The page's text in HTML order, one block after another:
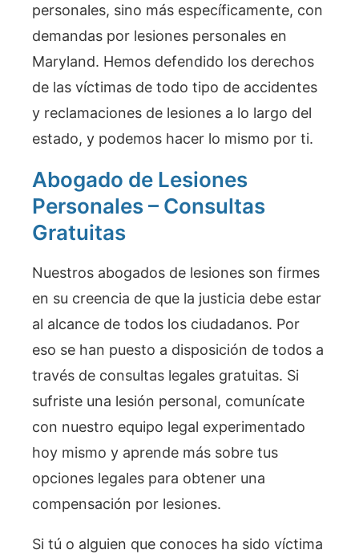
personales, sino más específicamente, con
demandas por lesiones personales en
Maryland. Hemos defendido los derechos
de las víctimas de todo tipo de accidentes
y reclamaciones de lesiones a lo largo del
estado, y podemos hacer lo mismo por ti.
Abogado de Lesiones
Personales – Consultas
Gratuitas
Nuestros abogados de lesiones son firmes
en su creencia de que la justicia debe estar
al alcance de todos los ciudadanos. Por
eso se han puesto a disposición de todos a
través de consultas legales gratuitas. Si
sufriste una lesión personal, comunícate
con nuestro equipo legal experimentado
hoy mismo y aprende más sobre tus
opciones legales para obtener una
compensación por lesiones.
Si tú o alguien que conoces ha sido víctima